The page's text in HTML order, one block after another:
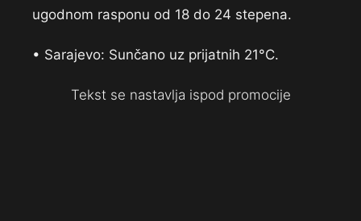
ugodnom rasponu od 18 do 24 stepena.
• Sarajevo: Sunčano uz prijatnih 21°C.
Tekst se nastavlja ispod promocije